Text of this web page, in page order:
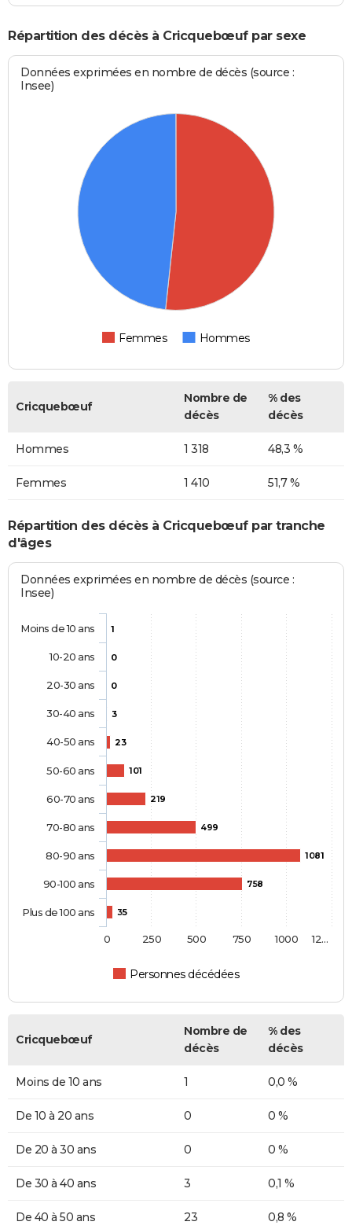
Répartition des décès à Cricquebœuf par sexe
Données exprimées en nombre de décès (source :
Insee)
Femmes Hommes
Cricquebœuf
Nombre de
décès
% des
décès
Hommes 1 318 48,3 %
Femmes 1 410 51,7 %
Répartition des décès à Cricquebœuf par tranche
d'âges
Données exprimées en nombre de décès (source :
Insee)
1
0
0
3
23
101
219
499
1081
758
35
Personnes décédées
Moins de 10 ans
10-20 ans
20-30 ans
30-40 ans
40-50 ans
50-60 ans
60-70 ans
70-80 ans
80-90 ans
90-100 ans
Plus de 100 ans
0 1000
250 500 750 12…
Cricquebœuf
Nombre de
décès
% des
décès
Moins de 10 ans 1 0,0 %
De 10 à 20 ans 0 0 %
De 20 à 30 ans 0 0 %
De 30 à 40 ans 3 0,1 %
De 40 à 50 ans 23 0,8 %